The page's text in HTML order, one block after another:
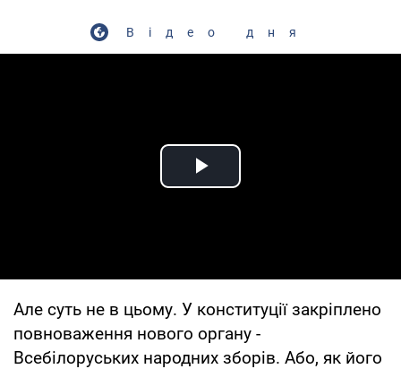
Відео дня
Play Video
Але суть не в цьому. У конституції закріплено
повноваження нового органу -
Всебілоруських народних зборів. Або, як його